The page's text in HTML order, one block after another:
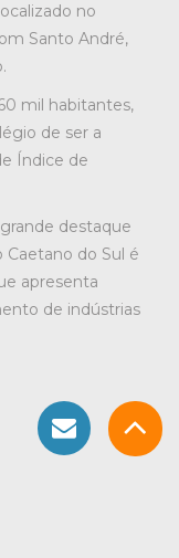
no
Santo André,
mil habitantes,
de ser a
Índice de
destaque
Caetano do Sul é
apresenta
de indústrias